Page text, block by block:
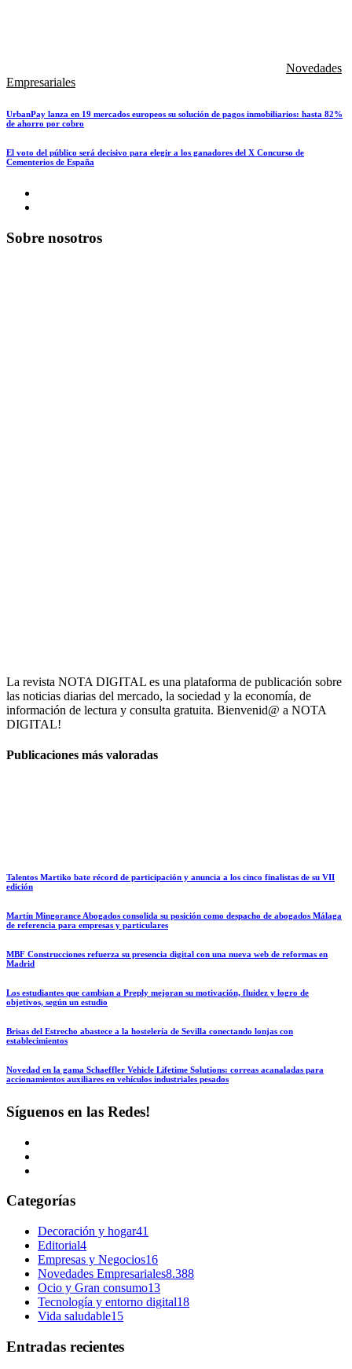
Novedades
Empresariales
UrbanPay lanza en 19 mercados europeos su solución de pagos inmobiliarios: hasta 82%
de ahorro por cobro
El voto del público será decisivo para elegir a los ganadores del X Concurso de
Cementerios de España
Sobre nosotros
La revista NOTA DIGITAL es una plataforma de publicación sobre
las noticias diarias del mercado, la sociedad y la economía, de
información de lectura y consulta gratuita. Bienvenid@ a NOTA
DIGITAL!
Publicaciones más valoradas
Talentos Martiko bate récord de participación y anuncia a los cinco finalistas de su VII
edición
Martín Mingorance Abogados consolida su posición como despacho de abogados Málaga
de referencia para empresas y particulares
MBF Construcciones refuerza su presencia digital con una nueva web de reformas en
Madrid
Los estudiantes que cambian a Preply mejoran su motivación, fluidez y logro de
objetivos, según un estudio
Brisas del Estrecho abastece a la hostelería de Sevilla conectando lonjas con
establecimientos
Novedad en la gama Schaeffler Vehicle Lifetime Solutions: correas acanaladas para
accionamientos auxiliares en vehículos industriales pesados
Síguenos en las Redes!
Categorías
Decoración y hogar41
Editorial4
Empresas y Negocios16
Novedades Empresariales8.388
Ocio y Gran consumo13
Tecnología y entorno digital18
Vida saludable15
Entradas recientes